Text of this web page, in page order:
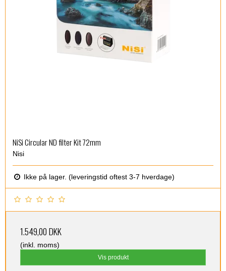
NiSi Circular ND filter Kit 72mm
Nisi
Ikke på lager. (leveringstid oftest 3-7 hverdage)
1.549,00 DKK
(inkl. moms)
Vis produkt